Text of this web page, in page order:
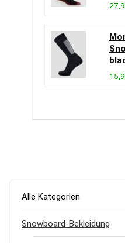
Alle Kategorien
Snowboard-Bekleidung